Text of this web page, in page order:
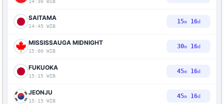
14:30 WIB
SAITAMA
14:45 WIB
15m14d
MISSISSAUGA MIDNIGHT
15:00 WIB
30m14d
FUKUOKA
15:15 WIB
45m14d
JEONJU
15:15 WIB
45m14d